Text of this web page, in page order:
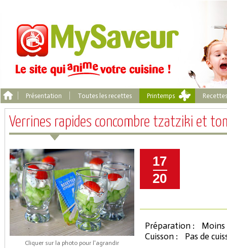
Présentation Toutes les recettes Printemps
Verrines rapides concombre tzatziki et
Cliquer sur la photo pour l'agrandir
17
20
Préparation :
Moins
Cuisson :
Pas de